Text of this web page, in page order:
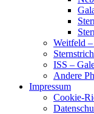
Weitfeld
ISS –
Andere
Impressum
Cookie-